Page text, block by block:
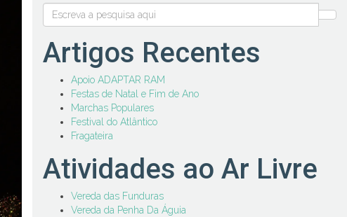
Artigos Recentes
Apoio ADAPTAR RAM
Festas de Natal e Fim de Ano
Marchas Populares
Festival do Atlântico
Fragateira
Atividades ao Ar Livre
Vereda das Funduras
Vereda da Penha Da Águia